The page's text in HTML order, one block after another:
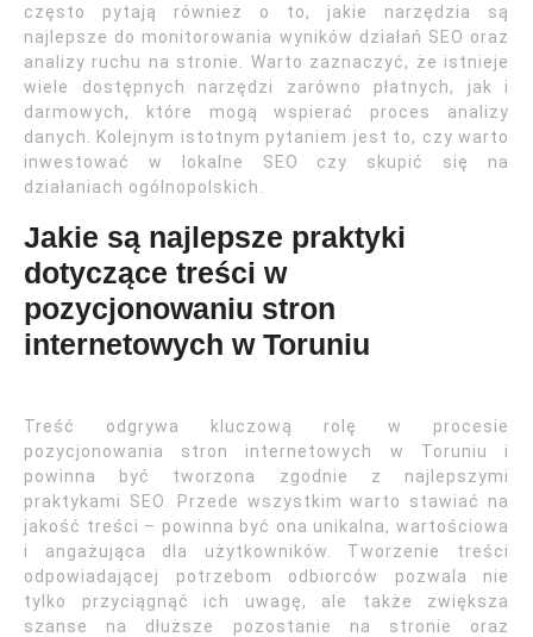
często pytają również o to, jakie narzędzia są
najlepsze do monitorowania wyników działań SEO oraz
analizy ruchu na stronie. Warto zaznaczyć, że istnieje
wiele dostępnych narzędzi zarówno płatnych, jak i
darmowych, które mogą wspierać proces analizy
danych. Kolejnym istotnym pytaniem jest to, czy warto
inwestować w lokalne SEO czy skupić się na
działaniach ogólnopolskich.
Jakie są najlepsze praktyki
dotyczące treści w
pozycjonowaniu stron
internetowych w Toruniu
Treść odgrywa kluczową rolę w procesie
pozycjonowania stron internetowych w Toruniu i
powinna być tworzona zgodnie z najlepszymi
praktykami SEO. Przede wszystkim warto stawiać na
jakość treści – powinna być ona unikalna, wartościowa
i angażująca dla użytkowników. Tworzenie treści
odpowiadającej potrzebom odbiorców pozwala nie
tylko przyciągnąć ich uwagę, ale także zwiększa
szanse na dłuższe pozostanie na stronie oraz